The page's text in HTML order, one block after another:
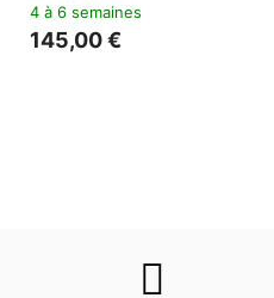
4 à 6 semaines
145,00 €